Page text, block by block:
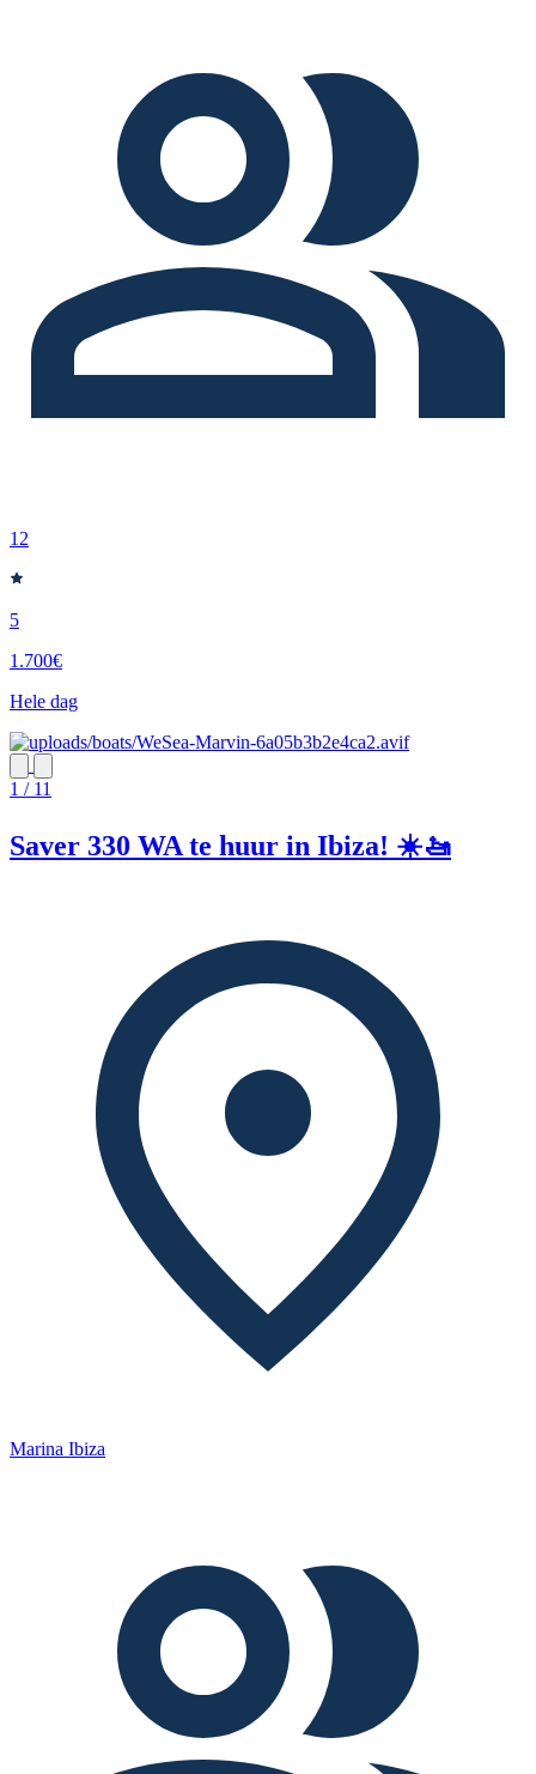
12
5
1.700€
Hele dag
1 / 11
Saver 330 WA te huur in Ibiza! ☀️🚤
Marina Ibiza